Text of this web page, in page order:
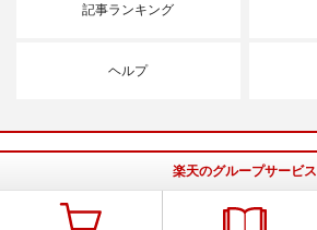
記事ランキング
ヘルプ
楽天のグループサービス